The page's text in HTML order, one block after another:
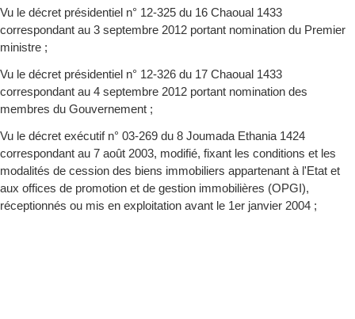
Vu le décret présidentiel n° 12-325 du 16 Chaoual 1433
correspondant au 3 septembre 2012 portant nomination du Premier
ministre ;
Vu le décret présidentiel n° 12-326 du 17 Chaoual 1433
correspondant au 4 septembre 2012 portant nomination des
membres du Gouvernement ;
Vu le décret exécutif n° 03-269 du 8 Joumada Ethania 1424
correspondant au 7 août 2003, modifié, fixant les conditions et les
modalités de cession des biens immobiliers appartenant à l'Etat et
aux offices de promotion et de gestion immobilières (OPGI),
réceptionnés ou mis en exploitation avant le 1er janvier 2004 ;